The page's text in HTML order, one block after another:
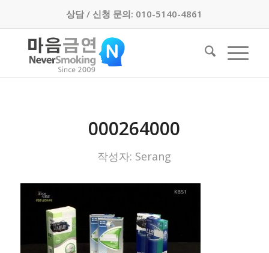
상담 / 신청 문의: 010-5140-4861
000264000
작성자: Serang